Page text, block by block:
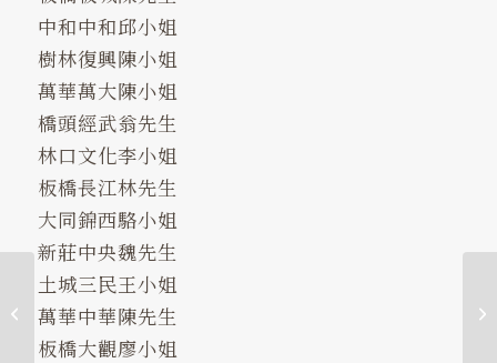
中和中和邱小姐
樹林復興陳小姐
萬華萬大陳小姐
橋頭經武翁先生
林口文化李小姐
板橋長江林先生
大同錦西駱小姐
新莊中央魏先生
土城三民王小姐
萬華中華陳先生
板橋大觀廖小姐
慶祝開幕！2/16-2/28透
過官方Line預約，即贈
簽約折扣金！